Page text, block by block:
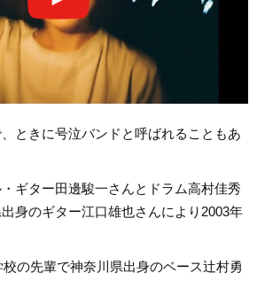
ときに号泣バンドと呼ばれることもあ
ギター田邊駿一さんとドラム高村佳秀
身のギター江口雄也さんにより2003年
の先輩で神奈川県出身のベース辻村勇